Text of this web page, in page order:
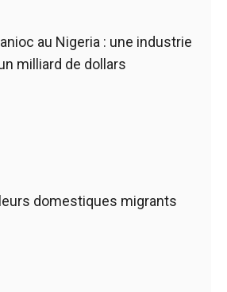
au Nigeria : une industrie
milliard de dollars
domestiques migrants